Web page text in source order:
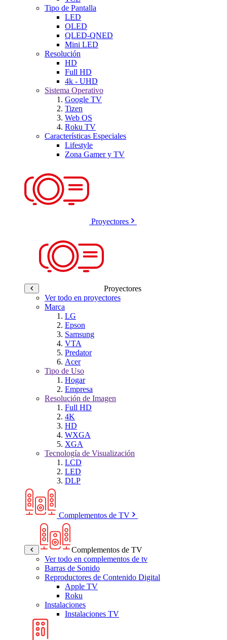
Tipo de Pantalla
LED
OLED
QLED-QNED
Mini LED
Resolución
HD
Full HD
4k - UHD
Sistema Operativo
Google TV
Tizen
Web OS
Roku TV
Características Especiales
Lifestyle
Zona Gamer y TV
Proyectores
Proyectores
Ver todo en proyectores
Marca
LG
Epson
Samsung
VTA
Predator
Acer
Tipo de Uso
Hogar
Empresa
Resolución de Imagen
Full HD
4K
HD
WXGA
XGA
Tecnología de Visualización
LCD
LED
DLP
Complementos de TV
Complementos de TV
Ver todo en complementos de tv
Barras de Sonido
Reproductores de Contenido Digital
Apple TV
Roku
Instalaciones
Instalaciones TV